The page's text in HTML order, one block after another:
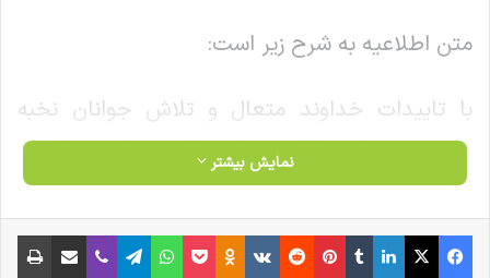
متن اطلاعیه به شرح زیر است:
با تاییدات خداوند متعال و تلاش جوانان نخبه
کشور عزیزمان، فرآیند تولید واکسن اسپوتنیک در
خطوط تولیدی اکتوور با موفقیت به پایان رسید.
همه تجهیزات و ماشین آلات تولید این محصول در
خطوط تولیدی بخش بایوتک اکتوور موجود بوده و
نمایش بیشتر
فیس بوک X لینکدین ‫تامبلر ‫پین‌ترست ‫رددیت ‫VKontakte
‫Odnoklassniki پاکت واتس آپ تلگرام وایبر اشتراک گذاری از طریق ایمیل